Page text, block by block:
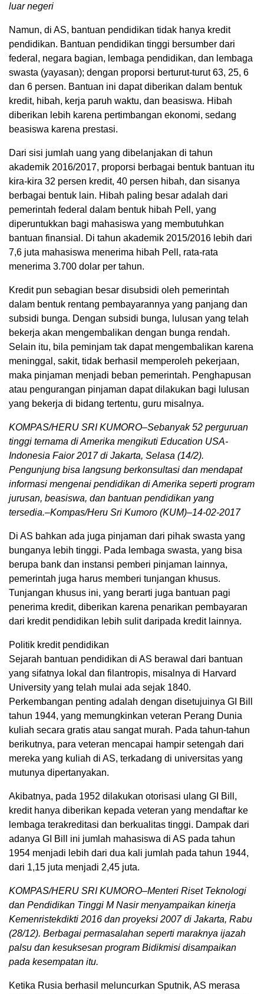
luar negeri
Namun, di AS, bantuan pendidikan tidak hanya kredit
pendidikan. Bantuan pendidikan tinggi bersumber dari
federal, negara bagian, lembaga pendidikan, dan lembaga
swasta (yayasan); dengan proporsi berturut-turut 63, 25, 6
dan 6 persen. Bantuan ini dapat diberikan dalam bentuk
kredit, hibah, kerja paruh waktu, dan beasiswa. Hibah
diberikan lebih karena pertimbangan ekonomi, sedang
beasiswa karena prestasi.
Dari sisi jumlah uang yang dibelanjakan di tahun
akademik 2016/2017, proporsi berbagai bentuk bantuan itu
kira-kira 32 persen kredit, 40 persen hibah, dan sisanya
berbagai bentuk lain. Hibah paling besar adalah dari
pemerintah federal dalam bentuk hibah Pell, yang
diperuntukkan bagi mahasiswa yang membutuhkan
bantuan finansial. Di tahun akademik 2015/2016 lebih dari
7,6 juta mahasiswa menerima hibah Pell, rata-rata
menerima 3.700 dolar per tahun.
Kredit pun sebagian besar disubsidi oleh pemerintah
dalam bentuk rentang pembayarannya yang panjang dan
subsidi bunga. Dengan subsidi bunga, lulusan yang telah
bekerja akan mengembalikan dengan bunga rendah.
Selain itu, bila peminjam tak dapat mengembalikan karena
meninggal, sakit, tidak berhasil memperoleh pekerjaan,
maka pinjaman menjadi beban pemerintah. Penghapusan
atau pengurangan pinjaman dapat dilakukan bagi lulusan
yang bekerja di bidang tertentu, guru misalnya.
KOMPAS/HERU SRI KUMORO–Sebanyak 52 perguruan
tinggi ternama di Amerika mengikuti Education USA-
Indonesia Faior 2017 di Jakarta, Selasa (14/2).
Pengunjung bisa langsung berkonsultasi dan mendapat
informasi mengenai pendidikan di Amerika seperti program
jurusan, beasiswa, dan bantuan pendidikan yang
tersedia.–Kompas/Heru Sri Kumoro (KUM)–14-02-2017
Di AS bahkan ada juga pinjaman dari pihak swasta yang
bunganya lebih tinggi. Pada lembaga swasta, yang bisa
berupa bank dan instansi pemberi pinjaman lainnya,
pemerintah juga harus memberi tunjangan khusus.
Tunjangan khusus ini, yang berarti juga bantuan pagi
penerima kredit, diberikan karena penarikan pembayaran
dari kredit pendidikan lebih sulit daripada kredit lainnya.
Politik kredit pendidikan
Sejarah bantuan pendidikan di AS berawal dari bantuan
yang sifatnya lokal dan filantropis, misalnya di Harvard
University yang telah mulai ada sejak 1840.
Perkembangan penting adalah dengan disetujuinya GI Bill
tahun 1944, yang memungkinkan veteran Perang Dunia
kuliah secara gratis atau sangat murah. Pada tahun-tahun
berikutnya, para veteran mencapai hampir setengah dari
mereka yang kuliah di AS, terkadang di universitas yang
mutunya dipertanyakan.
Akibatnya, pada 1952 dilakukan otorisasi ulang GI Bill,
kredit hanya diberikan kepada veteran yang mendaftar ke
lembaga terakreditasi dan berkualitas tinggi. Dampak dari
adanya GI Bill ini jumlah mahasiswa di AS pada tahun
1954 menjadi lebih dari dua kali jumlah pada tahun 1944,
dari 1,15 juta menjadi 2,45 juta.
KOMPAS/HERU SRI KUMORO–Menteri Riset Teknologi
dan Pendidikan Tinggi M Nasir menyampaikan kinerja
Kemenristekdikti 2016 dan proyeksi 2007 di Jakarta, Rabu
(28/12). Berbagai permasalahan seperti maraknya ijazah
palsu dan kesuksesan program Bidikmisi disampaikan
pada kesempatan itu.
Ketika Rusia berhasil meluncurkan Sputnik, AS merasa